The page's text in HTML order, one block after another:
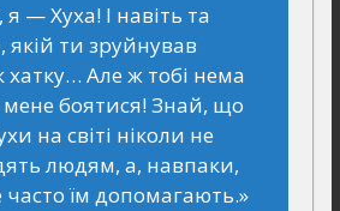
я — Хуха! І навіть та
якій ти зруйнував
хатку… Але ж тобі нема
мене боятися! Знай, що
на світі ніколи не
людям, а, навпаки,
їм допомагають.»